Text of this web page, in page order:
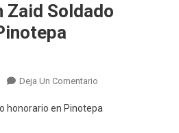
Zaid Soldado
Deja Un ComentarioEn
A
honorario en Pinotepa